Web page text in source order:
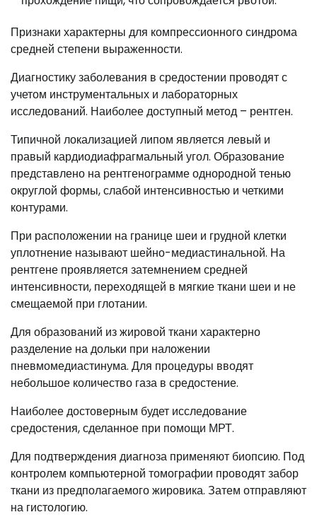
Признаки характерны для компрессионного синдрома
средней степени выраженности.
Диагностику заболевания в средостении проводят с
учетом инструментальных и лабораторных
исследований. Наиболее доступный метод – рентген.
Типичной локализацией липом является левый и
правый кардиодиафрагмальный угол. Образование
представлено на рентгенограмме однородной тенью
округлой формы, слабой интенсивностью и четкими
контурами.
При расположении на границе шеи и грудной клетки
уплотнение называют шейно-медиастинальной. На
рентгене проявляется затемнением средней
интенсивности, переходящей в мягкие ткани шеи и не
смещаемой при глотании.
Для образований из жировой ткани характерно
разделение на дольки при наложении
пневмомедиастинума. Для процедуры вводят
небольшое количество газа в средостение.
Наиболее достоверным будет исследование
средостения, сделанное при помощи МРТ.
Для подтверждения диагноза применяют биопсию. Под
контролем компьютерной томографии проводят забор
ткани из предполагаемого жировика. Затем отправляют
на гистологию.